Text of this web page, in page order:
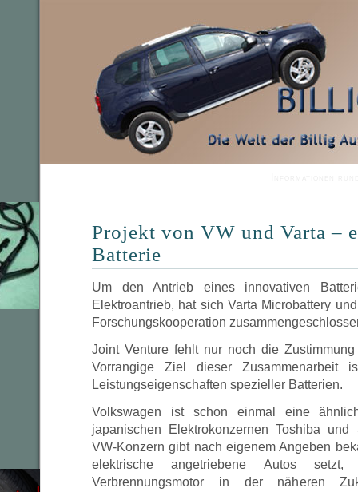
Projekt von VW und Varta –
Batterie
Um den Antrieb eines innovativen
Elektroantrieb, hat sich Varta Microbattery
Forschungskooperation
Joint Venture fehlt nur noch die
Vorrangige Ziel dieser Zusammenarbeit
Leistungseigenschaften spezieller Batterien.
Volkswagen ist schon einmal eine
japanischen Elektrokonzernen Toshiba
VW-Konzern gibt nach eigenem Angeben
elektrische angetriebene Autos
Verbrennungsmotor in der näheren